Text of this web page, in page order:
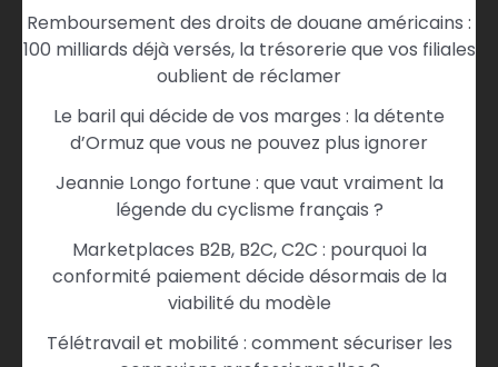
Remboursement des droits de douane américains :
100 milliards déjà versés, la trésorerie que vos filiales
oublient de réclamer
Le baril qui décide de vos marges : la détente
d’Ormuz que vous ne pouvez plus ignorer
Jeannie Longo fortune : que vaut vraiment la
légende du cyclisme français ?
Marketplaces B2B, B2C, C2C : pourquoi la
conformité paiement décide désormais de la
viabilité du modèle
Télétravail et mobilité : comment sécuriser les